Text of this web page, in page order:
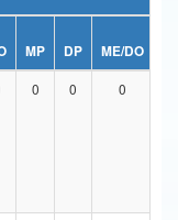
MP DP ME/DO
0 0 0